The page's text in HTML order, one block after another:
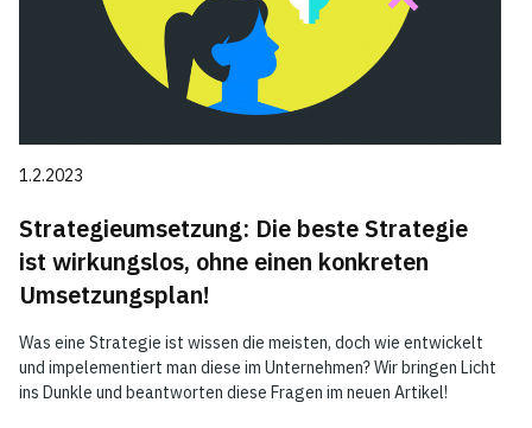
1.2.2023
Strategieumsetzung: Die beste Strategie
ist wirkungslos, ohne einen konkreten
Umsetzungsplan!
Was eine Strategie ist wissen die meisten, doch wie entwickelt
und impelementiert man diese im Unternehmen? Wir bringen Licht
ins Dunkle und beantworten diese Fragen im neuen Artikel!